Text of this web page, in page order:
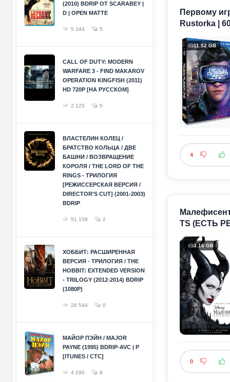
(2010) BDRIP ОТ SCARABEY |
D | OPEN MATTE
5 344 5
CALL OF DUTY: MODERN
WARFARE 3 - FIND MAKAROV
OPERATION KINGFISH (2011)
HD 720P [НА РУССКОМ]
2 125 5
ВЛАСТЕЛИН КОЛЕЦ /
БРАТСТВО КОЛЬЦА / ДВЕ
БАШНИ / ВОЗВРАЩЕНИЕ
КОРОЛЯ / THE LORD OF THE
RINGS - ТРИЛОГИЯ
[РЕЖИССЕРСКАЯ ВЕРСИЯ /
DIRECTOR'S CUT] (2001-2003)
BDRIP
51 158 2
ХОББИТ: РАСШИРЕННАЯ
ВЕРСИЯ - ТРИЛОГИЯ / THE
HOBBIT: EXTENDED VERSION
- TRILOGY (2012-2014) BDRIP
(1080P)
28 544 0
МАЙОР ПЭЙН / MAJOR
PAYNE (1995) BDRIP-AVC | P
[ITUNES / СТС]
4 290 8
Первому
Rustorka |
11.52 GB
4
TS (ЕСТЬ
3.16 GB
0